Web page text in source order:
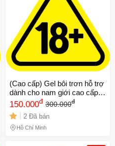
(Cao cấp) Gel bôi trơn hỗ trợ
dành cho nam giới cao cấp
Super Viga 84000 | Chai
45ml Chính hãng
150.000đ 300.000đ
2 Đã bán
Hồ Chí Minh